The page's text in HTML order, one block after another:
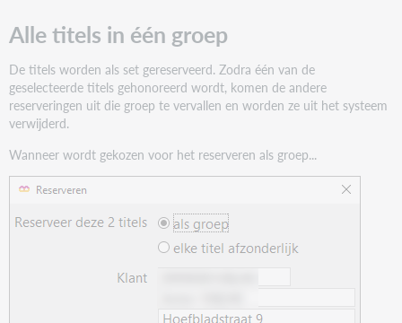
Alle titels in één groep
De titels worden als set gereserveerd. Zodra één van de
geselecteerde titels gehonoreerd wordt, komen de andere
reserveringen uit die groep te vervallen en worden ze uit het systeem
verwijderd.
Wanneer wordt gekozen voor het reserveren als groep...